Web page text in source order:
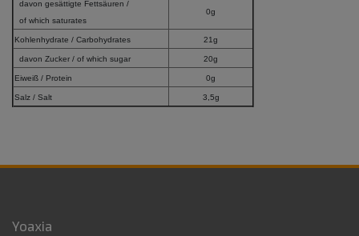
davon gesättigte Fettsäuren /
of which saturates
0g
Kohlenhydrate / Carbohydrates 21g
davon Zucker / of which sugar 20g
Eiweiß / Protein 0g
Salz / Salt 3,5g
Yoaxia